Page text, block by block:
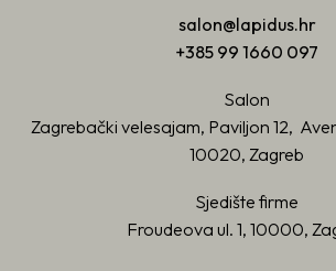
salon@lapidus.hr
+385 99 1660 097
Salon
Zagrebački velesajam, Paviljon 12,
10020, Zagreb
Sjedište firme
Froudeova ul. 1, 10000,